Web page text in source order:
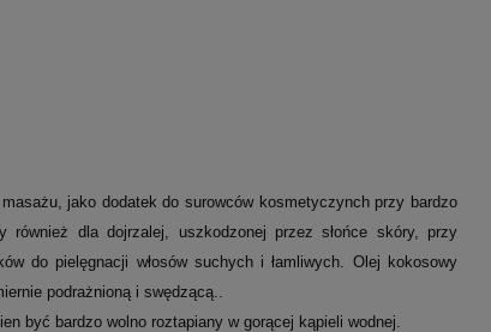
jako dodatek do surowców kosmetyczynch przy bardzo
również dla dojrzalej, uszkodzonej przez słońce skóry, przy
do pielęgnacji włosów suchych i łamliwych. Olej kokosowy
podrażnioną i swędzącą..
być bardzo wolno roztapiany w gorącej kąpieli wodnej.